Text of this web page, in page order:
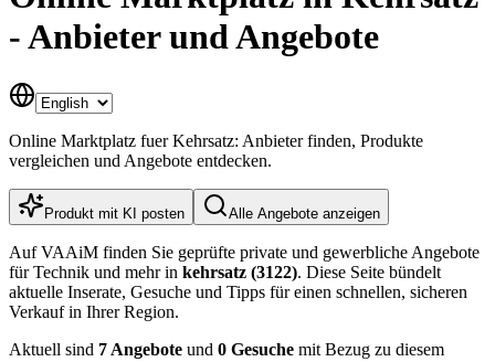
- Anbieter und Angebote
Online Marktplatz fuer Kehrsatz: Anbieter finden, Produkte
vergleichen und Angebote entdecken.
Produkt mit KI posten Alle Angebote anzeigen
Auf VAAiM finden Sie geprüfte private und gewerbliche Angebote
für Technik und mehr in kehrsatz (3122). Diese Seite bündelt
aktuelle Inserate, Gesuche und Tipps für einen schnellen, sicheren
Verkauf in Ihrer Region.
Aktuell sind 7 Angebote und 0 Gesuche mit Bezug zu diesem